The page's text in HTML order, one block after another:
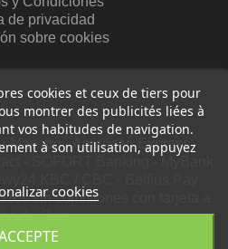
cookies et ceux de tiers pour
montrer des publicités liées à
vos habitudes de navigation.
à son utilisation, appuyez
cookies
de privacidad
sobre cookies
Maestro - American Express -
- SOFORT Banking - MyBank
sin comisiones con tarjeta a
de Oney